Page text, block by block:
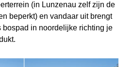
(in Lunzenau zelf zijn de
beperkt) en vandaar uit brengt
bospad in noordelijke richting je